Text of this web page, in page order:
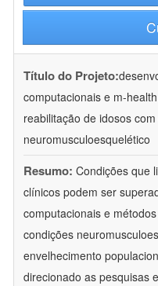
Título do Projeto:
computacionais e m-
reabilitação de idosos
neuromusculoesquelético
Resumo: Condições que
clínicos podem ser
computacionais e
condições
envelhecimento
direcionado as pesquisas